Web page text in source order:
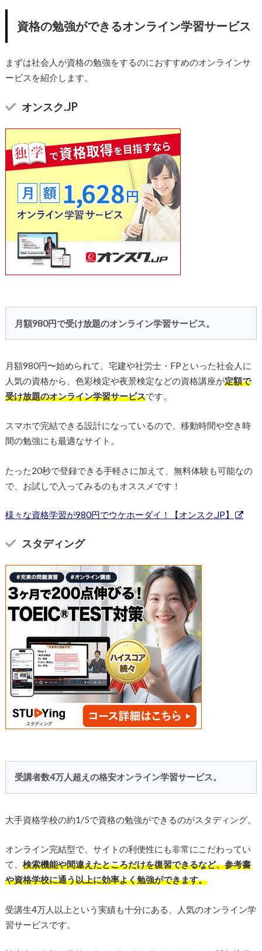
資格の勉強ができるオンライン学習サービス
まずは社会人が資格の勉強をするのにおすすめのオンラインサ
ービスを紹介します。
オンスク.JP
月額980円で受け放題のオンライン学習サービス。
月額980円〜始められて、宅建や社労士・FPといった社会人に
人気の資格から、色彩検定や夜景検定などの資格講座が定額で
受け放題のオンライン学習サービスです。
スマホで完結できる設計になっているので、移動時間や空き時
間の勉強にも最適なサイト。
たった20秒で登録できる手軽さに加えて、無料体験も可能なの
で、お試しで入ってみるのもオススメです！
様々な資格学習が980円でウケホーダイ！【オンスク.JP】
スタディング
受講者数4万人超えの格安オンライン学習サービス。
大手資格学校の約1/5で資格の勉強ができるのがスタディング。
オンライン完結型で、サイトの利便性にも非常にこだわってい
て、 検索機能や間違えたところだけを復習できるなど、参考書
や資格学校に通う以上に効率よく勉強ができます。
受講生4万人以上という実績も十分にある、人気のオンライン学
習サービスです。